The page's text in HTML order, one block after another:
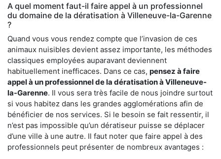
A quel moment faut-il faire appel à un professionnel
du domaine de la dératisation à Villeneuve-la-Garenne
?
Quand vous vous rendez compte que l’invasion de ces
animaux nuisibles devient assez importante, les méthodes
classiques employées auparavant deviennent
habituellement inefficaces. Dans ce cas, pensez à faire
appel à un professionnel de la dératisation à Villeneuve-
la-Garenne. Il vous sera très facile de nous joindre surtout
si vous habitez dans les grandes agglomérations afin de
bénéficier de nos services. Si le besoin se fait ressentir, il
n’est pas impossible qu’un dératiseur puisse se déplacer
d’une ville à une autre. Il faut noter que faire appel à des
professionnels peut présenter de nombreux avantages :